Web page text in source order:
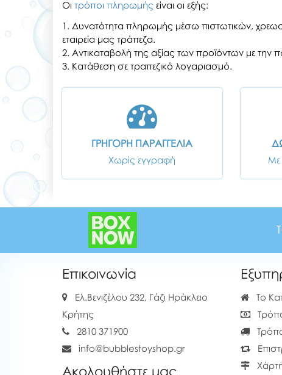
Οι τρόποι πληρωμής είναι οι εξής:
1. Δυνατότητα πληρωμής μέσω πιστωτικών,
εταιρεία μας τράπεζα.
2. Αντικαταβολή της αξίας των προϊόντων με
3. Κατάθεση σε τραπεζικό λογαριασμό.
ΓΡΗΓΟΡΗ ΠΑΡΑΓΓΕΛΙΑ
Χωρίς εγγραφή Με
Επικοινωνία
Ελ.Βενιζέλου 232, Γάζι Ηράκλειο
Κρήτης
2810 371900
info@bubblestoyshop.gr
Ακολουθήστε μας
Το